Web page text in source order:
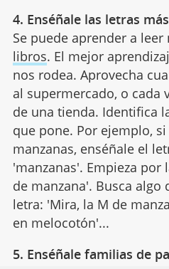
4. Enséñale las letras
Se puede aprender a
libros. El mejor
nos rodea. Aprovecha
al supermercado, o cada
de una tienda. Identifica
que pone. Por ejemplo,
manzanas, enséñale el
'manzanas'. Empieza por
de manzana'. Busca algo
letra: 'Mira, la M de
en melocotón'...
5. Enséñale familias de